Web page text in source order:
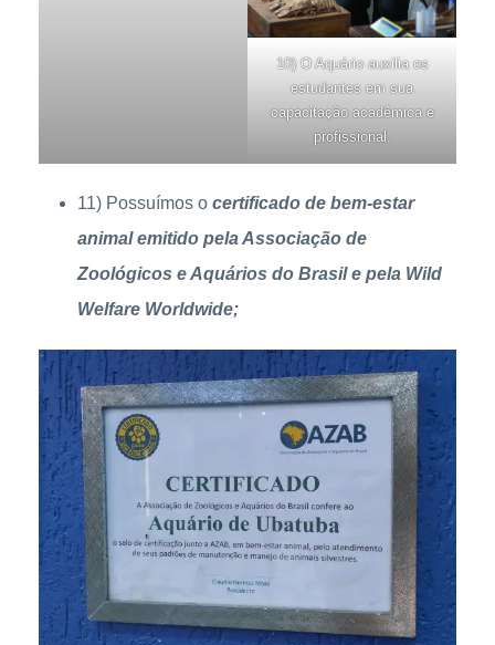
10) O Aquário auxilia os
estudantes em sua
capacitação acadêmica e
profissional.
11) Possuímos o certificado de bem-estar
animal emitido pela Associação de
Zoológicos e Aquários do Brasil e pela Wild
Welfare Worldwide;